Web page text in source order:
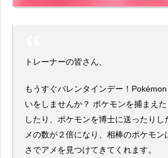
トレーナーの皆さん、
もうすぐバレンタインデー！
いをしませんか？ ポケモンを捕まえ
したり、ポケモンを博士に送ったりし
メの数が２倍になり、相棒のポケモ
さでアメを見つけてきてくれます。